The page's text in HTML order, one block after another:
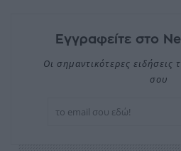
Εγγραφείτε στο
Οι σημαντικότερες
σου